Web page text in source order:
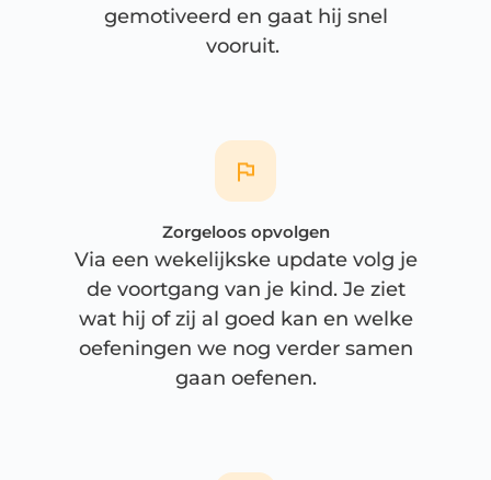
gemotiveerd en gaat hij snel
vooruit.
Zorgeloos opvolgen
Via een wekelijkske update volg je
de voortgang van je kind. Je ziet
wat hij of zij al goed kan en welke
oefeningen we nog verder samen
gaan oefenen.